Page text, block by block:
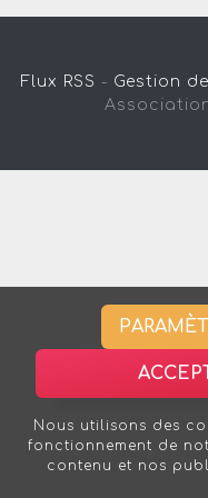
Flux RSS - Gestion
Nous utilisons des
fonctionnement de
contenu et nos